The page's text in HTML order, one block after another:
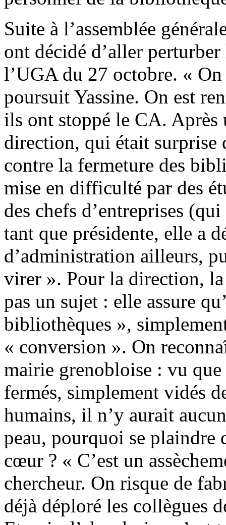
Suite à l’assemblée
ont décidé d’aller
l’UGA du 27 octobre. «
poursuit Yassine. On est
ils ont stoppé le CA. Après
direction, qui était surprise
contre la fermeture des
mise en difficulté par des
des chefs d’entreprises
tant que présidente, elle a
d’administration ailleurs,
virer ». Pour la direction,
pas un sujet : elle assure
bibliothèques »,
« conversion ». On
mairie grenobloise : vu que
fermés, simplement vidés
humains, il n’y aurait
peau, pourquoi se plaindre
cœur ? « C’est un
chercheur. On risque de
déjà déploré les collègues